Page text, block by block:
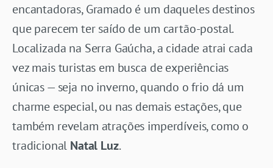
encantadoras, Gramado é um daqueles destinos
que parecem ter saído de um cartão-postal.
Localizada na Serra Gaúcha, a cidade atrai cada
vez mais turistas em busca de experiências
únicas — seja no inverno, quando o frio dá um
charme especial, ou nas demais estações, que
também revelam atrações imperdíveis, como o
tradicional Natal Luz.